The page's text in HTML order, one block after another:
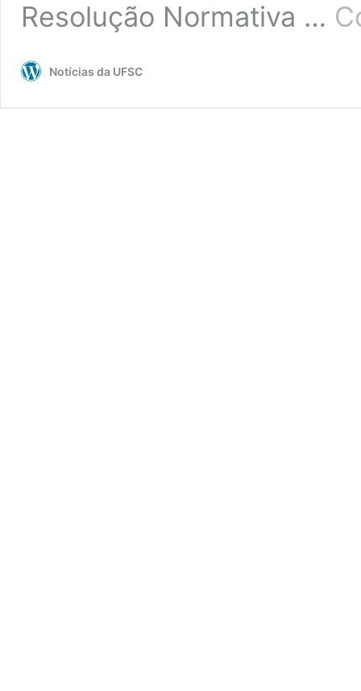
Resolução Normativa …
Notícias da UFSC